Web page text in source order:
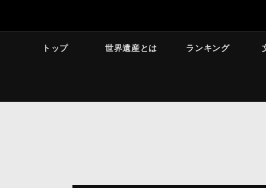
トップ 世界遺産とは ランキング